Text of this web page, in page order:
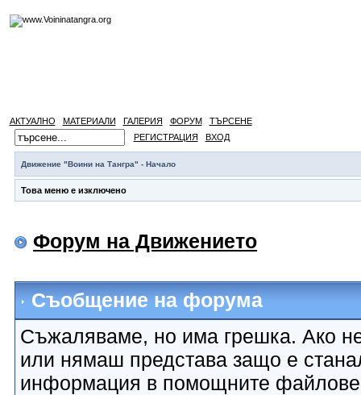
АКТУАЛНО МАТЕРИАЛИ ГАЛЕРИЯ ФОРУМ
ТЪРСЕНЕ
РЕГИСТРАЦИЯ
ВХОД
Движение "Воини на Тангра" - Начало
Това меню е изключено
Форум на Движението
Съобщение на форума
Съжаляваме, но има грешка. Ако
или нямаш представа защо е
информация в помощните